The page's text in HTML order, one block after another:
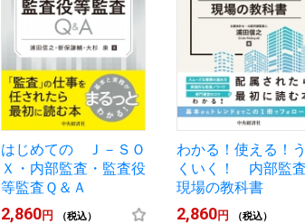
はじめての Ｊ－ＳＯ
Ｘ・内部監査・監査役
等監査Ｑ＆Ａ
2,860円 （税込）
わかる！使える！
くいく！ 内部監
現場の教科書
2,860円 （税込）